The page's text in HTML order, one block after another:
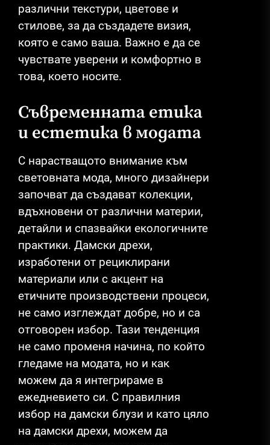
различни текстури, цветове и
стилове, за да създадете визия,
която е само ваша. Важно е да се
чувствате уверени и комфортно в
това, което носите.
Съвременната етика
и естетика в модата
С нарастващото внимание към
световната мода, много дизайнери
започват да създават колекции,
вдъхновени от различни материи,
детайли и спазвайки екологичните
практики. Дамски дрехи,
изработени от рециклирани
материали или с акцент на
етичните производствени процеси,
не само изглеждат добре, но и са
отговорен избор. Тази тенденция
не само променя начина, по който
гледаме на модата, но и как
можем да я интегрираме в
ежедневието си. С правилния
избор на дамски блузи и като цяло
на дамски дрехи, можем да